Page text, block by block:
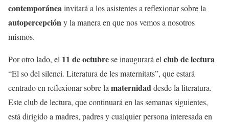
contemporáneainvitará a los asistentes a reflexionar sobre la
autopercepcióny la manera en que nos vemos a nosotros
mismos.
Por otro lado, el 11 de octubrese inaugurará el club de lectura
“El so del silenci. Literatura de les maternitats”, que estará
centrado en reflexionar sobre la maternidaddesde la literatura.
Este club de lectura, que continuará en las semanas siguientes,
está dirigido a madres, padres y cualquier persona interesada en